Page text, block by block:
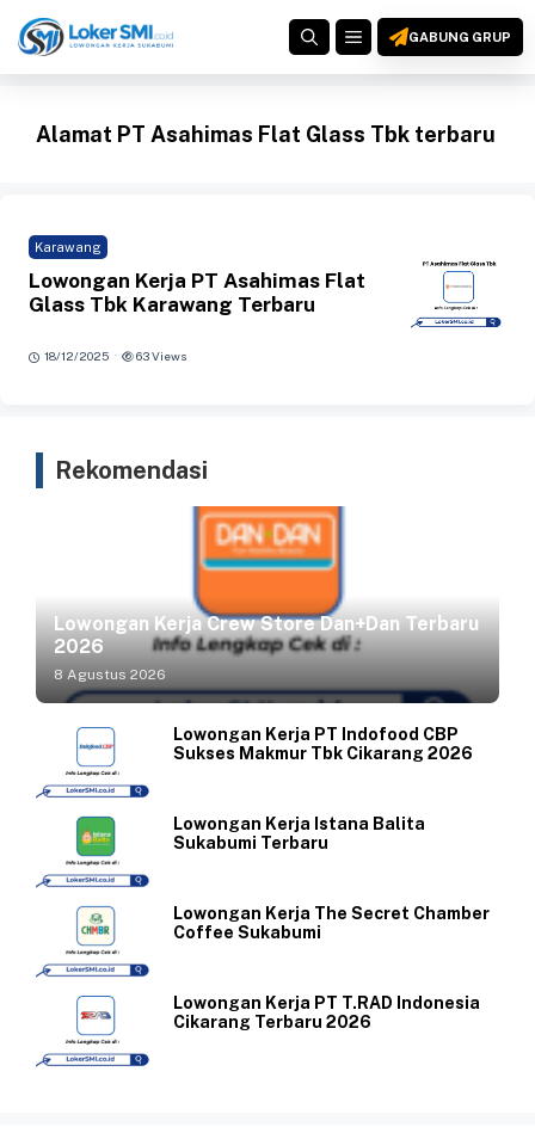
ke
MENUGABUNG GRUP
Alamat PT Asahimas Flat Glass Tbk terbaru
Karawang
Lowongan Kerja PT Asahimas Flat
Glass Tbk Karawang Terbaru
18/12/2025 · 63 Views
Rekomendasi
Lowongan Kerja Crew Store Dan+Dan Terbaru
2026
8 Agustus 2026
Lowongan Kerja PT Indofood CBP
Sukses Makmur Tbk Cikarang 2026
Lowongan Kerja Istana Balita
Sukabumi Terbaru
Lowongan Kerja The Secret Chamber
Coffee Sukabumi
Lowongan Kerja PT T.RAD Indonesia
Cikarang Terbaru 2026